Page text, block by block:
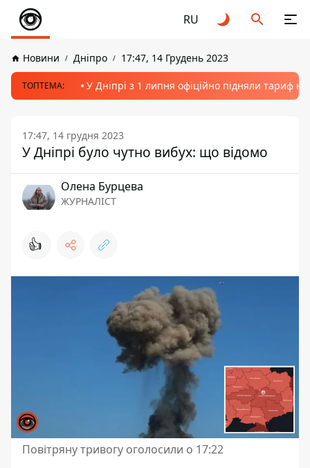
RU
Новини Дніпро 17:47, 14 Грудень 2023
ТОПТЕМА: У Дніпрі з 1 липня офіційно підняли тариф
17:47, 14 грудня 2023
У Дніпрі було чутно вибух: що відомо
Олена Бурцева
ЖУРНАЛІСТ
👍
Повітряну тривогу оголосили о 17:22